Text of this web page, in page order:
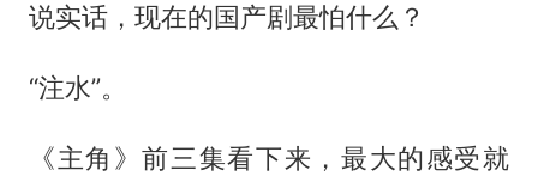
说实话，现在的国产剧最怕什么？
“注水”。
《主角》前三集看下来，最大的感受就